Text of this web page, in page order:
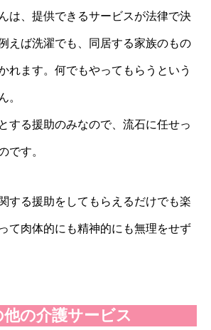
は、提供できるサービスが法律で決
えば洗濯でも、同居する家族のもの
れます。何でもやってもらうという
。
する援助のみなので、流石に任せっ
です。
する援助をしてもらえるだけでも楽
て肉体的にも精神的にも無理をせず
他の介護サービス